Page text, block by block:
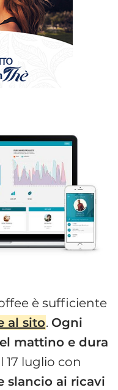
è sufficiente
al sito. Ogni
mattino e dura
17 luglio con
slancio ai ricavi